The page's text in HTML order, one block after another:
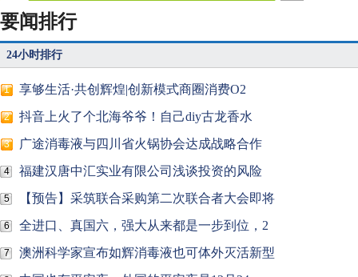
要闻排行
24小时排行
1 享够生活·共创辉煌|创新模式商圈消费O2
2 抖音上火了个北海爷爷！自己diy古龙香水
3 广途消毒液与四川省火锅协会达成战略合作
4 福建汉唐中汇实业有限公司浅谈投资的风险
5 【预告】采筑联合采购第二次联合者大会即将
6 全进口、真国六，强大从来都是一步到位，2
7 澳洲科学家宣布如辉消毒液也可体外灭活新型